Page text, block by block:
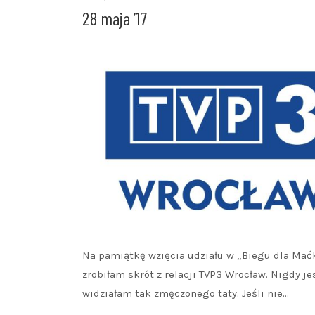
28 maja ’17
Na pamiątkę wzięcia udziału w „Biegu dla
zrobiłam skrót z relacji TVP3 Wrocław. Nigdy
widziałam tak zmęczonego taty. Jeśli nie…